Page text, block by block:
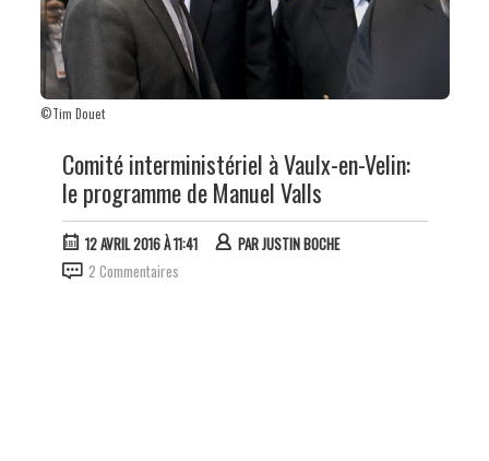
©Tim Douet
Comité interministériel à Vaulx-en-Velin:
le programme de Manuel Valls
12 AVRIL 2016 À 11:41 PARJUSTIN BOCHE
2 Commentaires